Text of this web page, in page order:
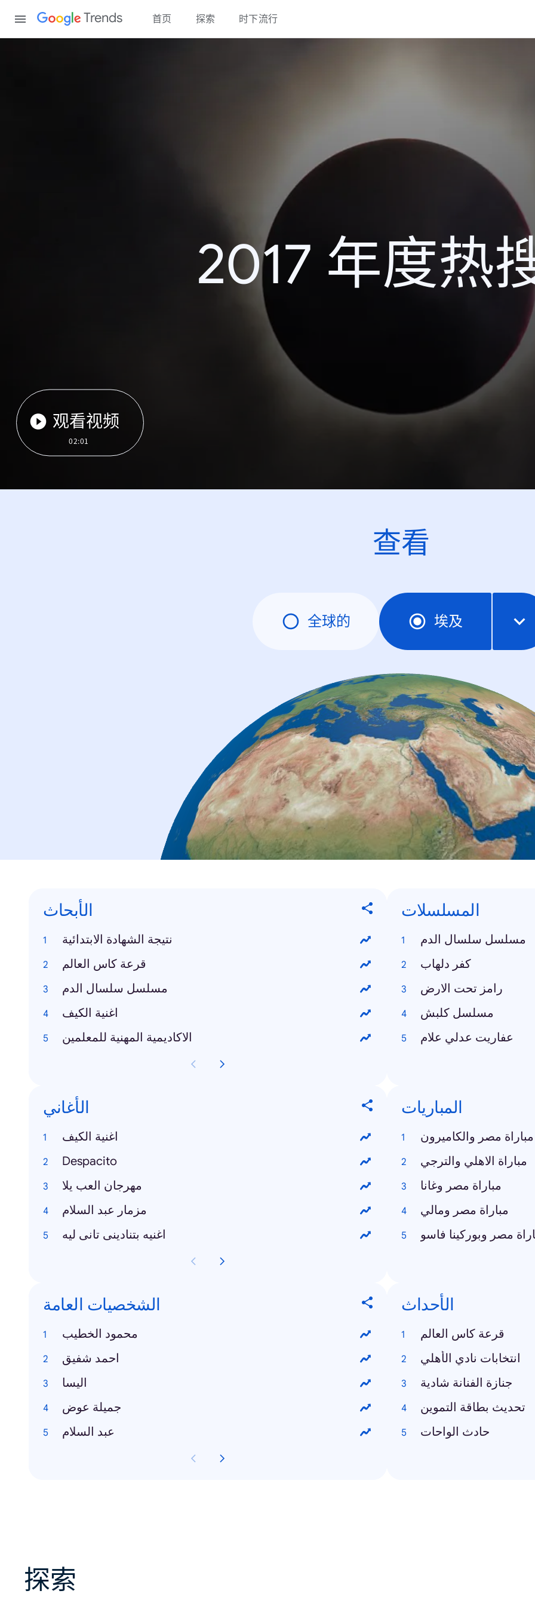
Trends 首页 探索 时下流行
2017 年度热
观看视频
02:01
查看
全球的 埃及
الأبحاث
نتيجة الشهادة الابتدائية
قرعة كاس العالم
مسلسل سلسال الدم
اغنية الكيف
الاكاديمية المهنية للمعلمين
المسلسلات
مسلسل سلسال الدم
كفر دلهاب
رامز تحت الارض
مسلسل كلبش
عفاريت عدلي علام
الأغاني
اغنية الكيف
Despacito
مهرجان العب يلا
مزمار عبد السلام
اغنيه بتنادينى تانى ليه
المباريات
مباراة مصر والكاميرون
مباراة الاهلي والترجي
مباراة مصر وغانا
مباراة مصر ومالي
مصر وبوركينا فاسو
الشخصيات العامة
محمود الخطيب
احمد شفيق
اليسا
جميلة عوض
عبد السلام
الأحداث
قرعة كاس العالم
انتخابات نادي الأهلي
جنازة الفنانة شادية
تحديث بطاقة التموين
حادث الواحات
探索